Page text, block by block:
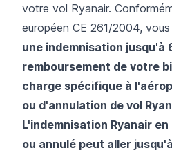
votre vol Ryanair.
européen CE 261/2004,
une indemnisation jusqu'à
remboursement de votre
charge spécifique à
ou d'annulation de vol
L'indemnisation Ryanair
ou annulé peut aller